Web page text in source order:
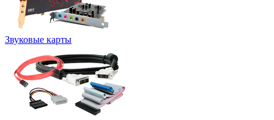
Звуковые карты